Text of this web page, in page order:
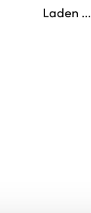
Laden ...